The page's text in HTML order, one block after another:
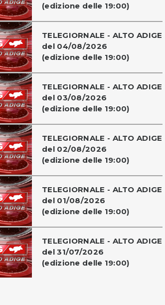
(edizione delle 19:00)
TELEGIORNALE - ALTO ADIGE
del 04/08/2026
(edizione delle 19:00)
TELEGIORNALE - ALTO ADIGE
del 03/08/2026
(edizione delle 19:00)
TELEGIORNALE - ALTO ADIGE
del 02/08/2026
(edizione delle 19:00)
TELEGIORNALE - ALTO ADIGE
del 01/08/2026
(edizione delle 19:00)
TELEGIORNALE - ALTO ADIGE
del 31/07/2026
(edizione delle 19:00)